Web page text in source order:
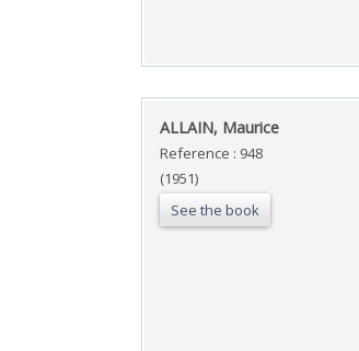
‎ALLAIN, Maurice ‎
Reference : 948
(1951)
See the book